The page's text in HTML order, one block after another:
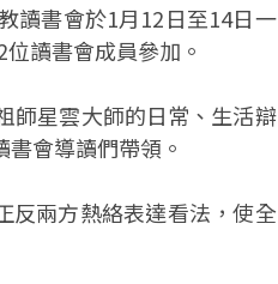
讀書會於1月12日至14日一
讀書會成員參加。
師星雲大師的日常、生活辯
會導讀們帶領。
反兩方熱絡表達看法，使全